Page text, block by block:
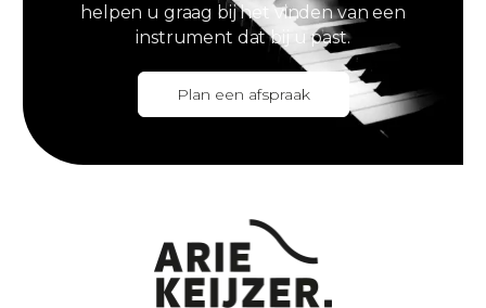
helpen u graag bij het vinden van een
instrument dat bij u past.
Plan een afspraak